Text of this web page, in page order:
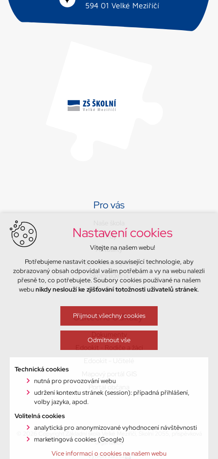
594 01 Velké Meziříčí
Pro vás
Třídy
Aktuality
Sport a volný čas
Školní jídelna
Kontakty
Užitečné odkazy
© 2026 Copyright Základní škola Velké Meziříčí, Školní 2055, příspěvková
organizace
Vytvořil xart.cz
Nastavení cookies
Vítejte na našem webu!
Potřebujeme nastavit cookies a související technologie, aby
zobrazovaný obsah odpovídal vašim potřebám a vy na webu nalezli
přesně to, co potřebujete. Soubory cookies používané na našem
webunikdy neslouží ke zjišťování totožnosti uživatelů stránek.
Přijmout všechny cookies
Odmítnout vše
Technická cookies
nutná pro provozování webu
udržení kontextu stránek (session): případná přihlášení,
volby jazyka, apod.
Volitelná cookies
analytická pro anonymizované vyhodnocení návštěvnosti
marketingová cookies (Google)
Více informací o cookies na našem webu